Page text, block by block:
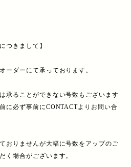
つきまして】
ーダーにて承っております。
承ることができない号数もございます
に必ず事前にCONTACTよりお問い合
おりませんが大幅に号数をアップのご
く場合がございます。